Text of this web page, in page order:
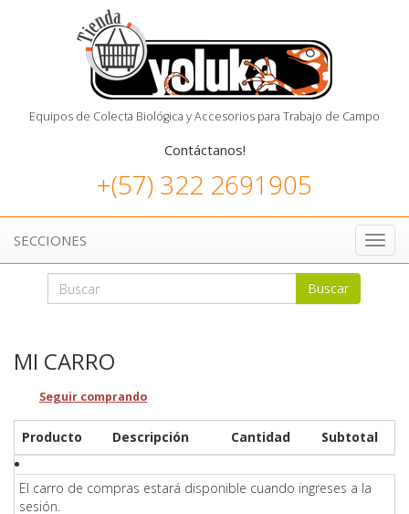
Equipos de Colecta Biológica y Accesorios para Trabajo de Campo
Contáctanos!
+(57) 322 2691905
SECCIONES
Buscar
MI CARRO
Seguir comprando
Producto Descripción Cantidad Subtotal
El carro de compras estará disponible cuando ingreses a la
sesión.